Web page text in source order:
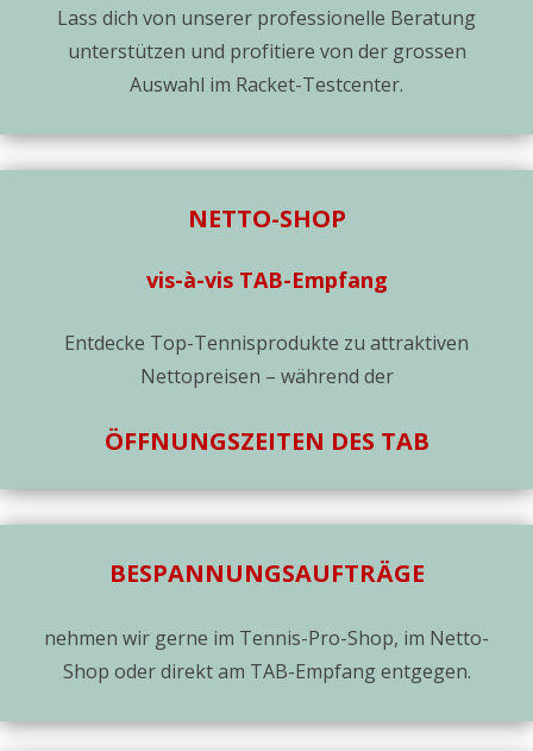
Lass dich von unserer professionelle Beratung
unterstützen und profitiere von der grossen
Auswahl im Racket-Testcenter.
NETTO-SHOP
vis-à-vis TAB-Empfang
Entdecke Top-Tennisprodukte zu attraktiven
Nettopreisen – während der
ÖFFNUNGSZEITEN DES TAB
BESPANNUNGSAUFTRÄGE
nehmen wir gerne im Tennis-Pro-Shop, im Netto-
Shop oder direkt am TAB-Empfang entgegen.